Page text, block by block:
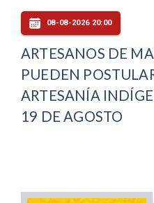
08-08-2026 20:00
ARTESANOS DE
PUEDEN
ARTESANÍA
19 DE AGOSTO